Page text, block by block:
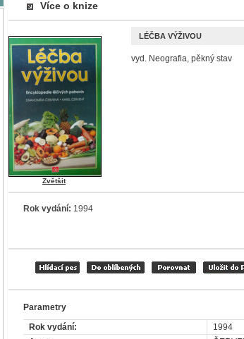
Více o knize
Zvětšit
LÉČBA VÝŽIVOU
vyd. Neografia, pěkný stav
Rok vydání: 1994
Parametry
Rok vydání:
1994